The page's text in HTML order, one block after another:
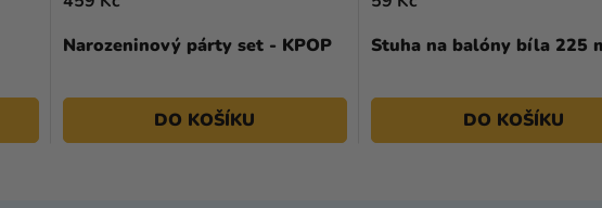
Narozeninový párty set - KPOP
DO KOŠÍKU
Stuha na balóny bíla 225
DO KOŠÍKU